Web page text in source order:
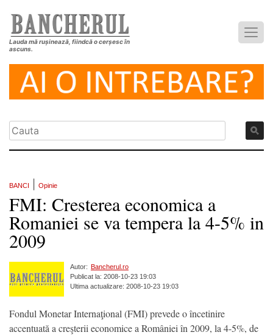
Lauda mă rușinează, fiindcă o cerșesc în
ascuns.
BANCI Opinie
FMI: Cresterea economica a
Romaniei se va tempera la 4-5% in
2009
Autor: Bancherul.ro
Publicat la: 2008-10-23 19:03
Ultima actualizare: 2008-10-23 19:03
Fondul Monetar Internaţional (FMI) prevede o încetinire
accentuată a creşterii economice a României în 2009, la 4-5%, de